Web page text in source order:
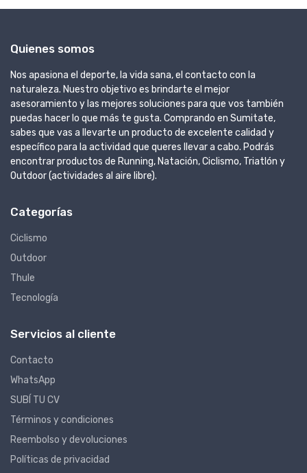
Quienes somos
Nos apasiona el deporte, la vida sana, el contacto con la
naturaleza. Nuestro objetivo es brindarte el mejor
asesoramiento y las mejores soluciones para que vos también
puedas hacer lo que más te gusta. Comprando en Sumitate,
sabes que vas a llevarte un producto de excelente calidad y
específico para la actividad que queres llevar a cabo. Podrás
encontrar productos de Running, Natación, Ciclismo, Triatlón y
Outdoor (actividades al aire libre).
Categorías
Ciclismo
Outdoor
Thule
Tecnología
Servicios al cliente
Contacto
WhatsApp
SUBÍ TU CV
Términos y condiciones
Reembolso y devoluciones
Políticas de privacidad